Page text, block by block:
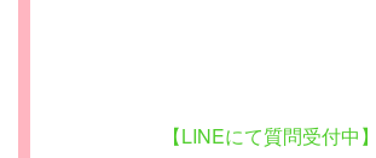
【LINEにて質問受付中】